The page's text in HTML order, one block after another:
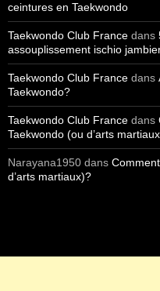
ceintures en Taekwondo
Taekwondo Club France dans
assouplissement ischio
Taekwondo Club France dans
Taekwondo?
Taekwondo Club France dans
Taekwondo (ou d’arts
Narayana1950 dans
d’arts martiaux)?